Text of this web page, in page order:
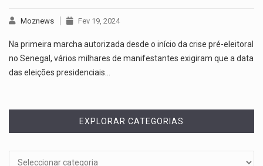
Moznews Fev 19, 2024
Na primeira marcha autorizada desde o início da crise pré-eleitoral
no Senegal, vários milhares de manifestantes exigiram que a data
das eleições presidenciais…
EXPLORAR CATEGORIAS